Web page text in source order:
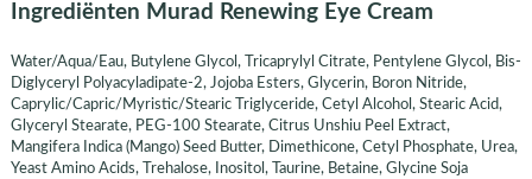
Ingrediënten Murad Renewing Eye Cream
Water/Aqua/Eau, Butylene Glycol, Tricaprylyl Citrate, Pentylene Glycol, Bis-
Diglyceryl Polyacyladipate-2, Jojoba Esters, Glycerin, Boron Nitride,
Caprylic/Capric/Myristic/Stearic Triglyceride, Cetyl Alcohol, Stearic Acid,
Glyceryl Stearate, PEG-100 Stearate, Citrus Unshiu Peel Extract,
Mangifera Indica (Mango) Seed Butter, Dimethicone, Cetyl Phosphate, Urea,
Yeast Amino Acids, Trehalose, Inositol, Taurine, Betaine, Glycine Soja